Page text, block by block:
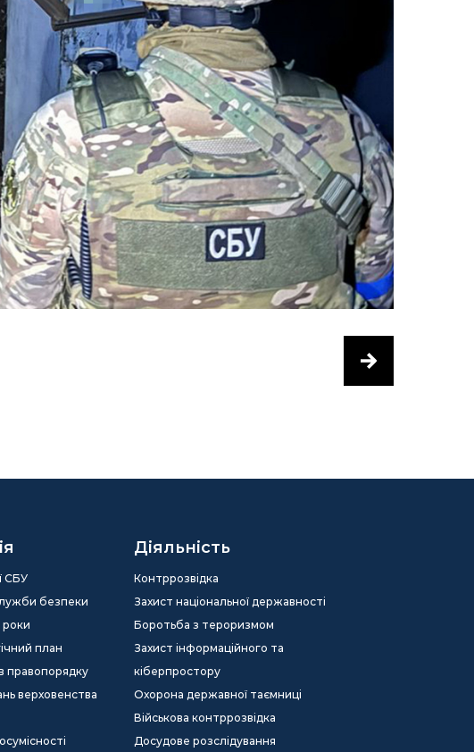
СБУ
безпеки
роки
план
правопорядку
верховенства
Діяльність
Контррозвідка
Захист національної державності
Боротьба з тероризмом
Захист інформаційного та
кіберпростору
Охорона державної таємниці
Військова контррозвідка
Досудове розслідування